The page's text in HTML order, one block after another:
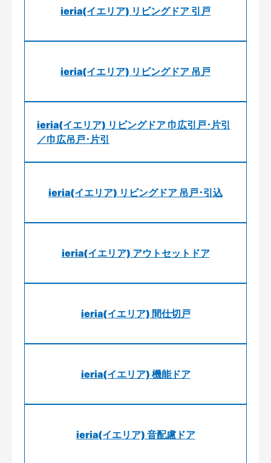
ieria(イエリア) リビングドア 引戸
ieria(イエリア) リビングドア 吊戸
ieria(イエリア) リビングドア 巾広引戸･片引
／巾広吊戸･片引
ieria(イエリア) リビングドア 吊戸･引込
ieria(イエリア) アウトセットドア
ieria(イエリア) 間仕切戸
ieria(イエリア) 機能ドア
ieria(イエリア) 音配慮ドア